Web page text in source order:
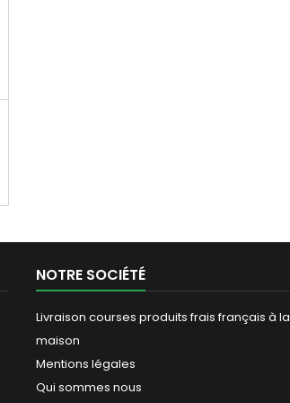
NOTRE SOCIÉTÉ
Livraison courses produits frais français à la
maison
Mentions légales
Qui sommes nous